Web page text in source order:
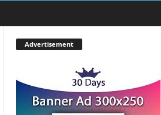
Advertisement